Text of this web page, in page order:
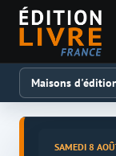
Maisons
SAMEDI 8